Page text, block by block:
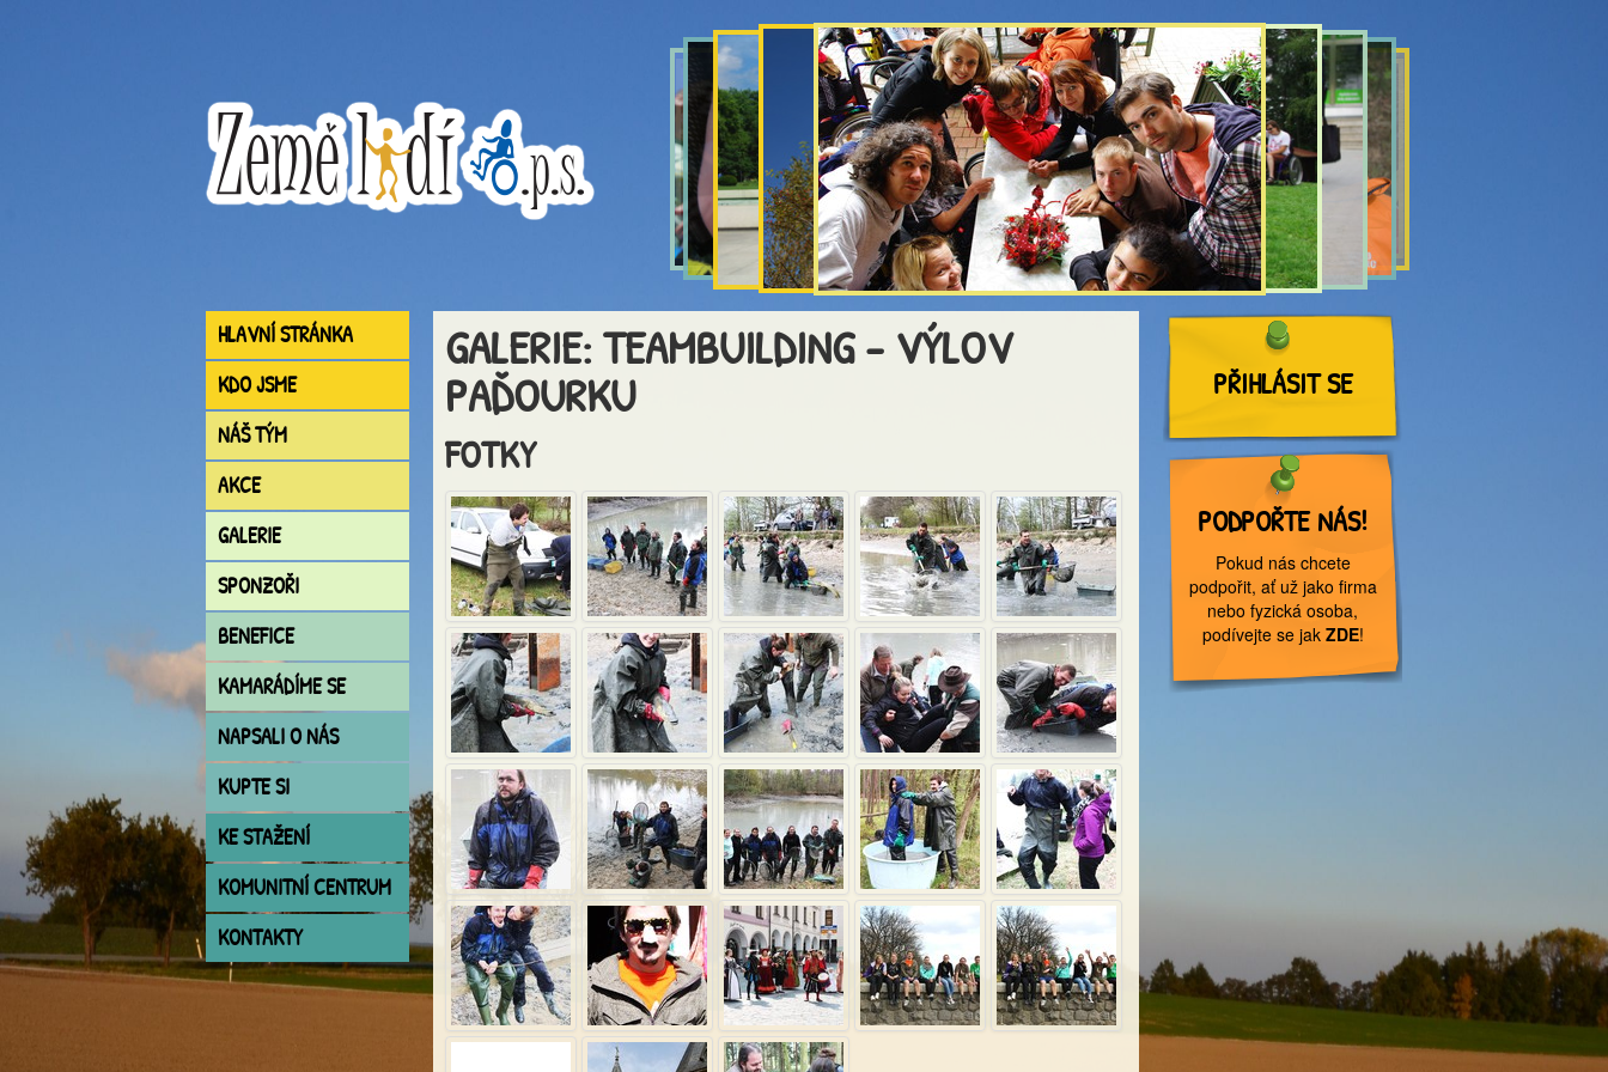
HLAVNÍ STRÁNKA
KDO JSME
NÁŠ TÝM
AKCE
GALERIE
SPONZOŘI
BENEFICE
KAMARÁDÍME SE
NAPSALI O NÁS
KUPTE SI
KE STAŽENÍ
KOMUNITNÍ CENTRUM
KONTAKTY
GALERIE: TEAMBUILDING - VÝLOV
PAĎOURKU
FOTKY
PŘIHLÁSIT SE
PODPOŘTE NÁS!
Pokud nás chcete
podpořit, ať už jako firma
nebo fyzická osoba,
podívejte se jak ZDE!